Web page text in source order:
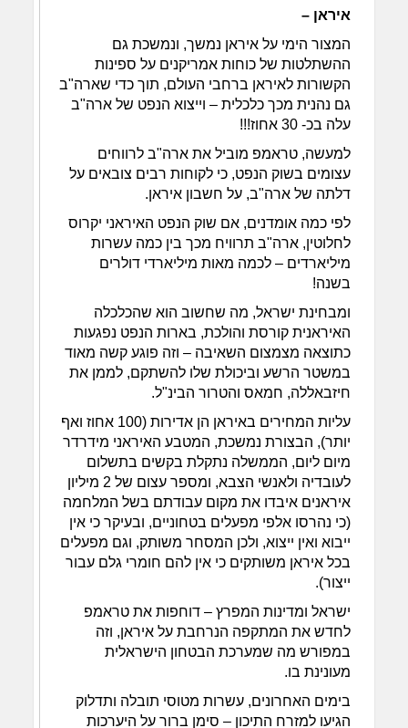
איראן –
המצור הימי על איראן נמשך, ונמשכת גם
ההשתלטות של כוחות אמריקנים על ספינות
הקשורות לאיראן ברחבי העולם, תוך כדי שארה"ב
גם נהנית מכך כלכלית – וייצוא הנפט של ארה"ב
עלה בכ- 30 אחוז!!!
למעשה, טראמפ מוביל את ארה"ב לרווחים
עצומים בשוק הנפט, כי לקוחות רבים צובאים על
דלתה של ארה"ב, על חשבון איראן.
לפי כמה אומדנים, אם שוק הנפט האיראני יקרוס
לחלוטין, ארה"ב תרוויח מכך בין כמה עשרות
מיליארדים – לכמה מאות מיליארדי דולרים
בשנה!
ומבחינת ישראל, מה שחשוב הוא שהכלכלה
האיראנית קורסת והולכת, בארות הנפט נפגעות
כתוצאה מצמצום השאיבה – וזה פוגע קשה מאוד
במשטר הרשע וביכולת שלו להשתקם, לממן את
חיזבאללה, חמאס והטרור הבינ"ל.
עליות המחירים באיראן הן אדירות (100 אחוז ואף
יותר), הבצורת נמשכת, המטבע האיראני מידרדר
מיום ליום, הממשלה נתקלת בקשים בתשלום
לעובדיה ולאנשי הצבא, ומספר עצום של 2 מיליון
איראנים איבדו את מקום עבודתם בשל המלחמה
(כי נהרסו אלפי מפעלים בטחוניים, ובעיקר כי אין
ייבוא ואין ייצוא, ולכן המסחר משותק, וגם מפעלים
בכל איראן משותקים כי אין להם חומרי גלם עבור
ייצור).
ישראל ומדינות המפרץ – דוחפות את טראמפ
לחדש את המתקפה הנרחבת על איראן, וזה
במפורש מה שמערכת הבטחון הישראלית
מעונינת בו.
בימים האחרונים, עשרות מטוסי תובלה ותדלוק
הגיעו למזרח התיכון – סימן ברור על היערכות